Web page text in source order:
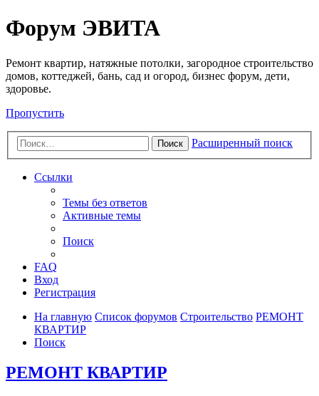
Регистрация
Форум ЭВИТА
Ремонт квартир, натяжные потолки, загородное строительство
домов, коттеджей, бань, сад и огород, бизнес форум, дети,
здоровье.
Пропустить
Поиск Расширенный поиск
Ссылки
Темы без ответов
Активные темы
Поиск
FAQ
Вход
Регистрация
На главную Список форумов Строительство РЕМОНТ
КВАРТИР
Поиск
РЕМОНТ КВАРТИР